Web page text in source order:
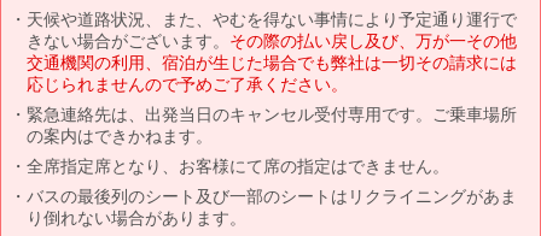
天候や道路状況、また、やむを得ない事情により予定通り運行で
きない場合がございます。 その際の払い戻し及び、万が一その他
交通機関の利用、宿泊が生じた場合でも弊社は一切その請求には
応じられませんので予めご了承ください。
緊急連絡先は、出発当日のキャンセル受付専用です。ご乗車場所
の案内はできかねます。
全席指定席となり、お客様にて席の指定はできません。
バスの最後列のシート及び一部のシートはリクライニングがあま
り倒れない場合があります。